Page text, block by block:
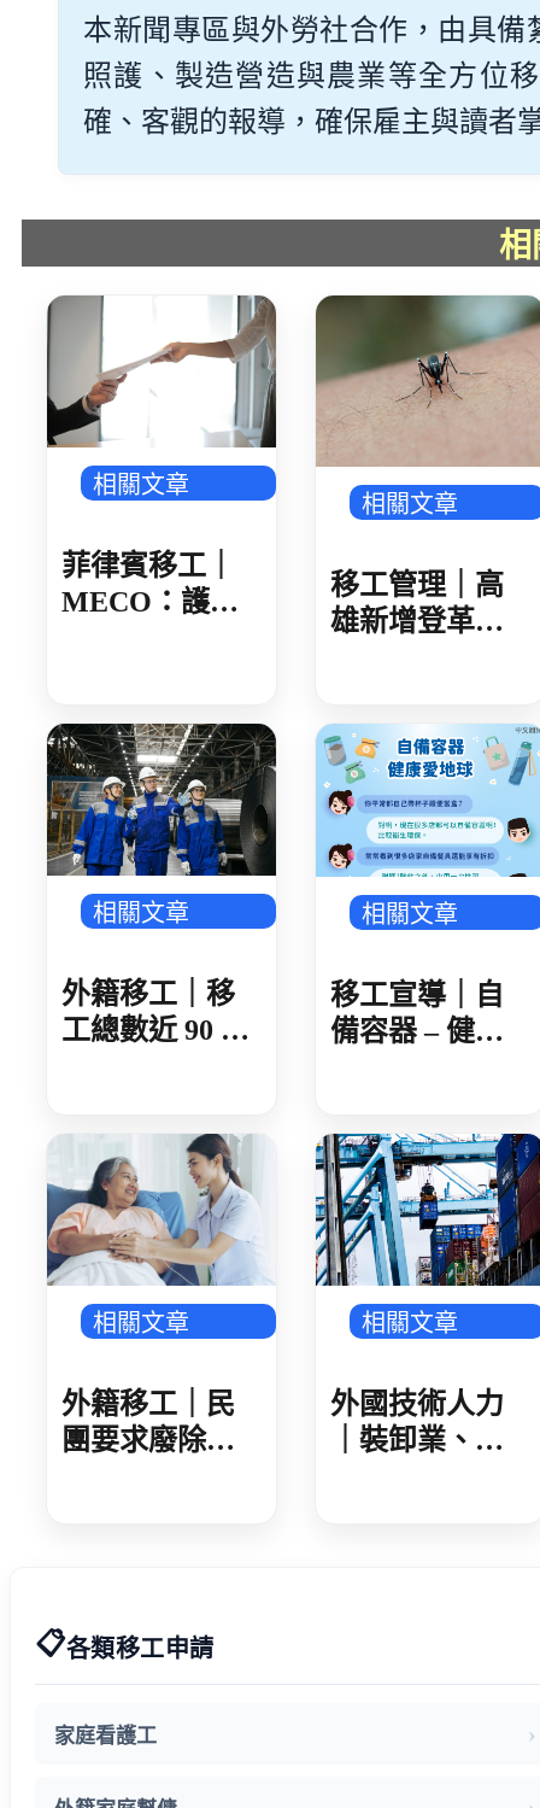
本新聞專區與外勞社合作，由具
照護、製造營造與農業等全方位
確、客觀的報導，確保雇主與讀者
相
相關文章
菲律賓移工｜
MECO：護照
相關文章
移工管理｜高
雄新增登革熱
據實告知旅遊
史 遭開罰 1 萬
元
相關文章
外籍移工｜移
工總數近 90 萬
頭 金屬、機械
傳產回溫
相關文章
移工宣導｜自
備容器 – 健康
相關文章
外籍移工｜民
團要求廢除家
相關文章
外國技術人力
｜裝卸業、集
📋各類移工申請
家庭看護工